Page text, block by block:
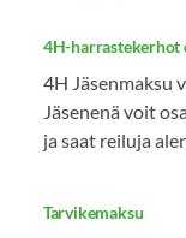
4H-harrastekerhot
4H Jäsenmaksu
Jäsenenä voit
ja saat reiluja
Tarvikemaksu